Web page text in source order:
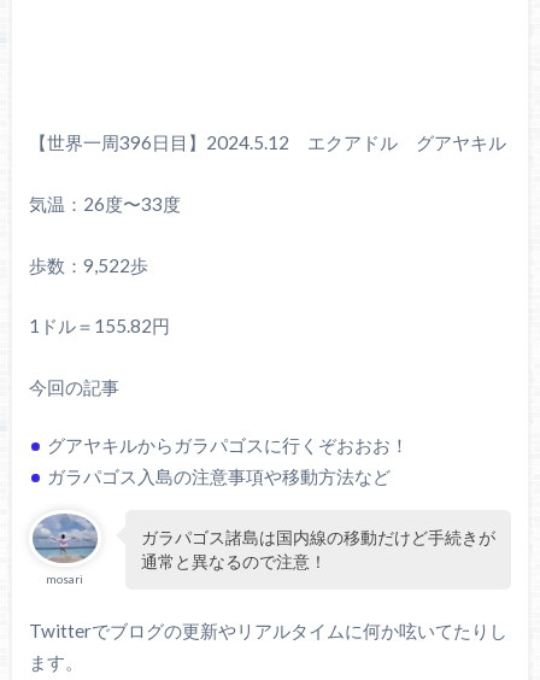
【世界一周396日目】2024.5.12 エクアドル グアヤキル
気温：26度〜33度
歩数：9,522歩
1ドル＝155.82円
今回の記事
グアヤキルからガラパゴスに行くぞおおお！
ガラパゴス入島の注意事項や移動方法など
mosari
ガラパゴス諸島は国内線の移動だけど手続きが
通常と異なるので注意！
Twitterでブログの更新やリアルタイムに何か呟いてたりし
ます。